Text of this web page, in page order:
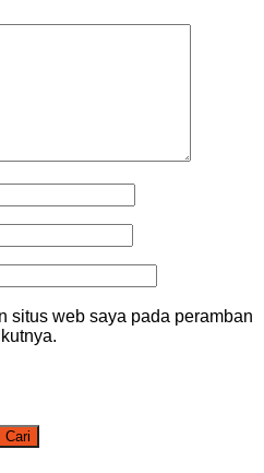
situs web saya pada peramban
Cari